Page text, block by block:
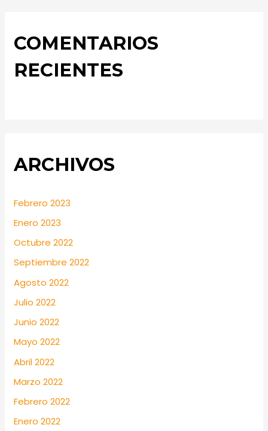
COMENTARIOS
RECIENTES
ARCHIVOS
Febrero 2023
Enero 2023
Octubre 2022
Septiembre 2022
Agosto 2022
Julio 2022
Junio 2022
Mayo 2022
Abril 2022
Marzo 2022
Febrero 2022
Enero 2022